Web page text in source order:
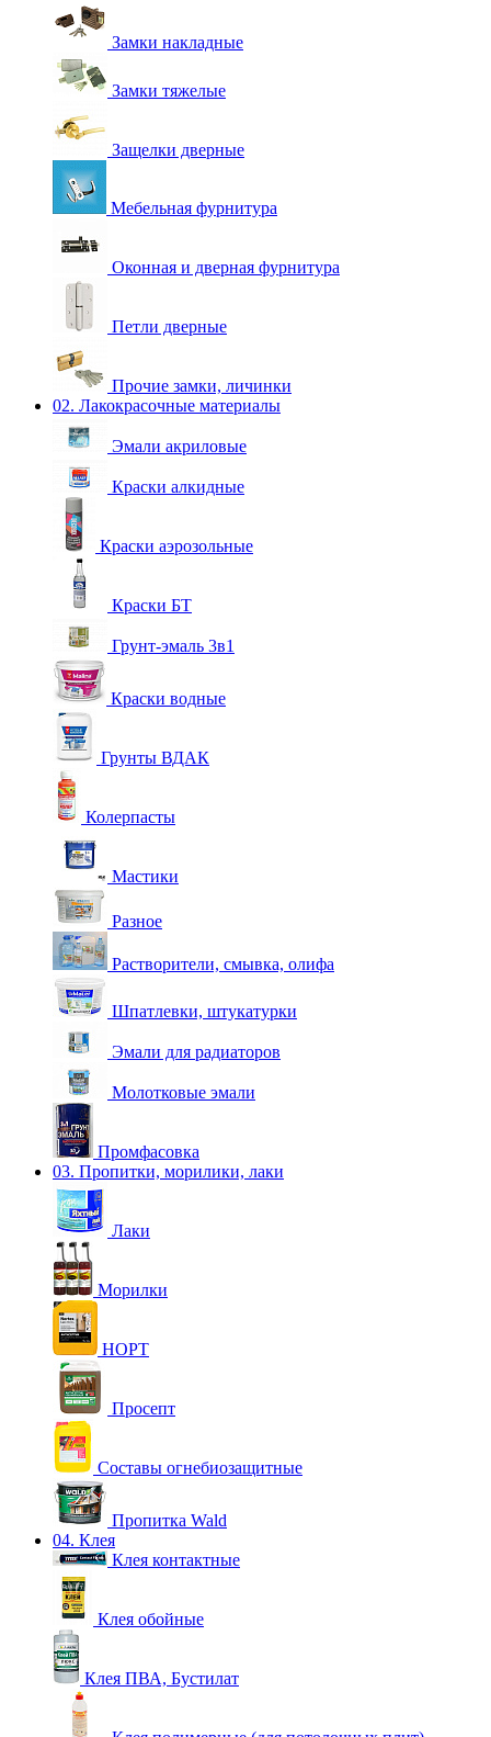
Замки накладные
Замки тяжелые
Защелки дверные
Мебельная фурнитура
Оконная и дверная фурнитура
Петли дверные
Прочие замки, личинки
02. Лакокрасочные материалы
Эмали акриловые
Краски алкидные
Краски аэрозольные
Краски БТ
Грунт-эмаль 3в1
Краски водные
Грунты ВДАК
Колерпасты
Мастики
Разное
Растворители, смывка, олифа
Шпатлевки, штукатурки
Эмали для радиаторов
Молотковые эмали
Промфасовка
03. Пропитки, морилики, лаки
Лаки
Морилки
НОРТ
Просепт
Составы огнебиозащитные
Пропитка Wald
04. Клея
Клея контактные
Клея обойные
Клея ПВА, Бустилат